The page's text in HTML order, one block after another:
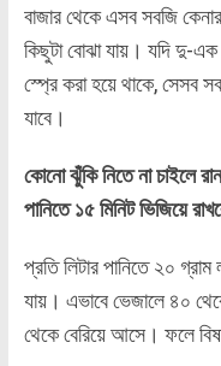
বাজার থেকে এসব সবজি
কিছুটা বোঝা যায়। যদি দু-
স্প্রে করা হয়ে থাকে, সেসব
যাবে।
কোনো ঝুঁকি নিতে না চাইলে
পানিতে ১৫ মিনিট ভিজিয়ে
প্রতি লিটার পানিতে ২০
যায়। এভাবে ভেজালে ৪০
থেকে বেরিয়ে আসে। ফলে